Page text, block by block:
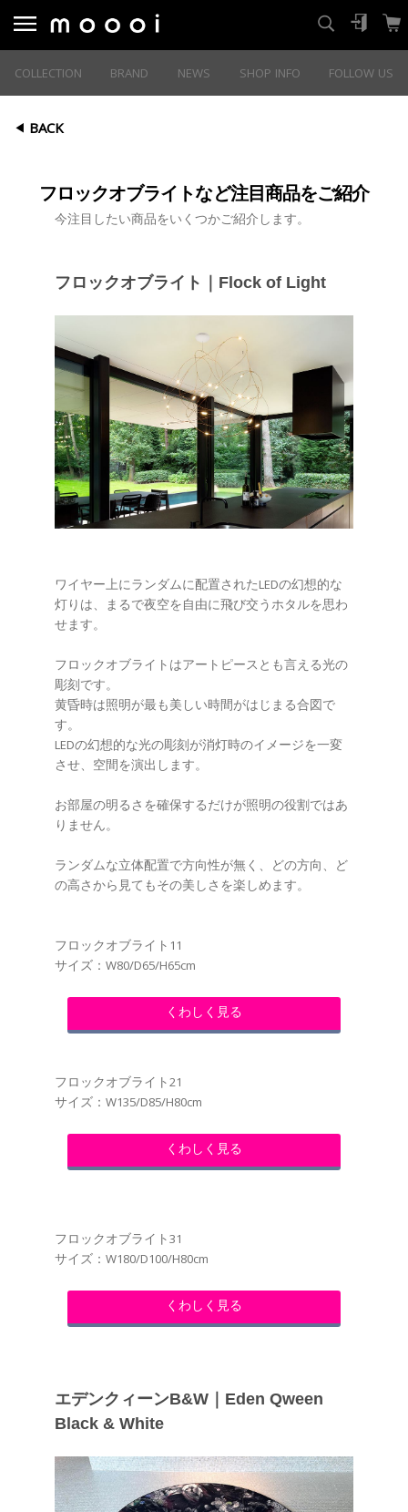
COLLECTION BRAND NEWS SHOP INFO FOLLOW US
BACK
フロックオブライトなど注目商品をご紹介
今注目したい商品をいくつかご紹介します。
フロックオブライト｜Flock of Light
ワイヤー上にランダムに配置されたLEDの幻想的な
灯りは、まるで夜空を自由に飛び交うホタルを思わ
せます。
フロックオブライトはアートピースとも言える光の
彫刻です。
黄昏時は照明が最も美しい時間がはじまる合図で
す。
LEDの幻想的な光の彫刻が消灯時のイメージを一変
させ、空間を演出します。
お部屋の明るさを確保するだけが照明の役割ではあ
りません。
ランダムな立体配置で方向性が無く、どの方向、ど
の高さから見てもその美しさを楽しめます。
フロックオブライト11
サイズ：W80/D65/H65cm
くわしく見る
フロックオブライト21
サイズ：W135/D85/H80cm
くわしく見る
フロックオブライト31
サイズ：W180/D100/H80cm
くわしく見る
エデンクィーンB&W｜Eden Qween
Black & White